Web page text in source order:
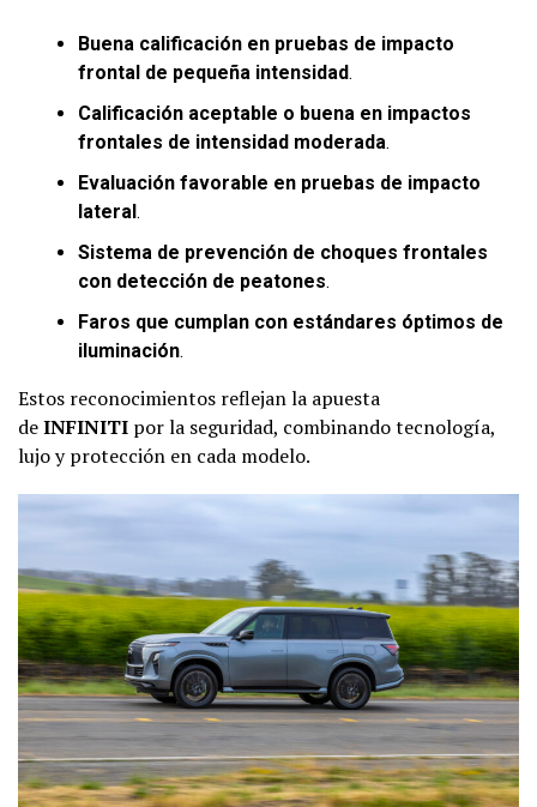
Buena calificación en pruebas de impacto
frontal de pequeña intensidad.
Calificación aceptable o buena en impactos
frontales de intensidad moderada.
Evaluación favorable en pruebas de impacto
lateral.
Sistema de prevención de choques frontales
con detección de peatones.
Faros que cumplan con estándares óptimos de
iluminación.
Estos reconocimientos reflejan la apuesta
deINFINITI por la seguridad, combinando tecnología,
lujo y protección en cada modelo.